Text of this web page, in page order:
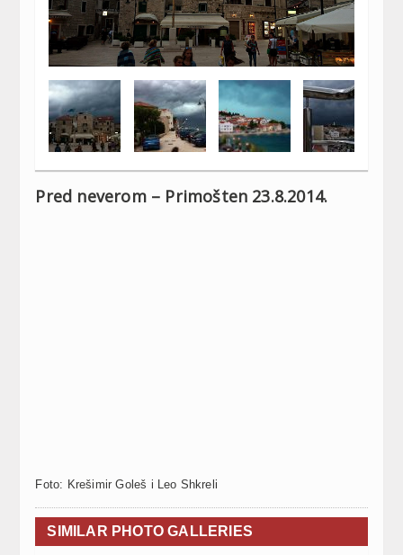
Pred neverom – Primošten 23.8.2014.
Foto: Krešimir Goleš i Leo Shkreli
SIMILAR PHOTO GALLERIES